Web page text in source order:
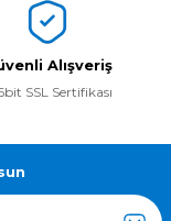
formunu
Alışveriş
SSL Sertifikası